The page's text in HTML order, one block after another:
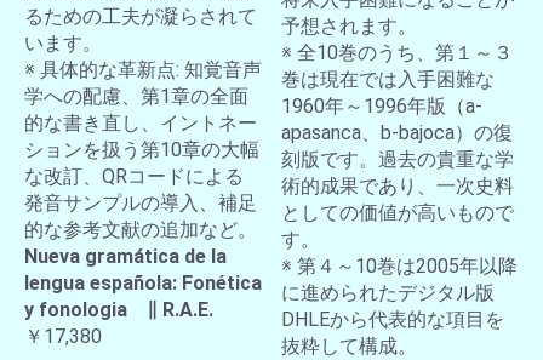
るための工夫が凝らされて
います。
※ 具体的な革新点: 知覚音声
学への配慮、第1章の全面
的な書き直し、イントネー
ションを扱う第10章の大幅
な改訂、QRコードによる
発音サンプルの導入、補足
的な参考文献の追加など。
Nueva gramática de la
lengua española: Fonética
y fonologia ∥ R.A.E.
￥17,380
予想されます。
※ 全10巻のうち、第１～３
巻は現在では入手困難な
1960年～1996年版（a-
apasanca、b-bajoca）の復
刻版です。過去の貴重な学
術的成果であり、一次史料
としての価値が高いもので
す。
※ 第４～10巻は2005年以降
に進められたデジタル版
DHLEから代表的な項目を
抜粋して構成。